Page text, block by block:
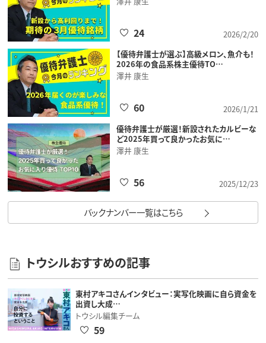
2026/2/20
24
【優待弁護士が選ぶ】高級メロン、魚介も！
2026年の食品系株主優待TO…
澤井 康生
2026/1/21
60
優待弁護士が厳選！新設されたカルビーな
ど2025年買って良かったお気に…
澤井 康生
2025/12/23
56
バックナンバー一覧はこちら
トウシルおすすめの記事
東村アキコさんインタビュー：実写化映画に自ら資金を
出資し大成…
トウシル編集チーム
59